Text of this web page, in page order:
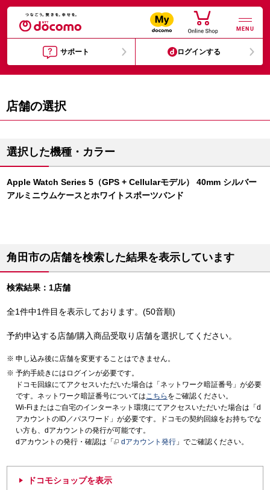
MENU
サポート ログインする
店舗の選択
選択した機種・カラー
Apple Watch Series 5（GPS + Cellularモデル） 40mm シルバー
アルミニウムケースとホワイトスポーツバンド
角田市の店舗を検索した結果を表示しています
検索結果：1店舗
全1件中1件目を表示しております。(50音順)
予約申込する店舗/購入商品受取り店舗を選択してください。
申し込み後に店舗を変更することはできません。
予約手続きにはログインが必要です。
ドコモ回線にてアクセスいただいた場合は「ネットワーク暗証番号」が必要
です。ネットワーク暗証番号についてはこちら をご確認ください。
Wi-Fiまたはご自宅のインターネット環境にてアクセスいただいた場合は「d
アカウントのID／パスワード」が必要です。ドコモの契約回線をお持ちでな
い方も、dアカウントの発行が可能です。
dアカウントの発行・確認は「
dアカウント発行 」でご確認ください。
ドコモショップを表示